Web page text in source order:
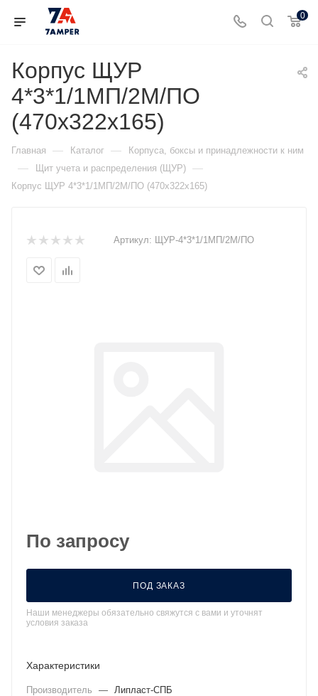
0
Корпус ЩУР
4*3*1/1МП/2М/ПО
(470х322х165)
Главная — Каталог — Корпуса, боксы и принадлежности к ним
— Щит учета и распределения (ЩУР) —
Корпус ЩУР 4*3*1/1МП/2М/ПО (470х322х165)
Артикул: ЩУР-4*3*1/1МП/2М/ПО
По запросу
ПОД ЗАКАЗ
Наши менеджеры обязательно свяжутся с вами и уточнят
условия заказа
Характеристики
Производитель — Липласт-СПБ